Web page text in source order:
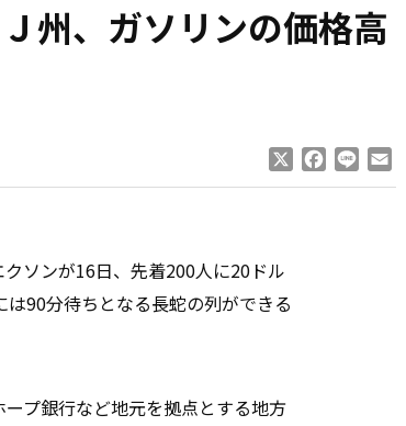
州、ガソリンの価格高
Facebook
Line
ソンが16日、先着200人に20ドル
90分待ちとなる長蛇の列ができる
プ銀行など地元を拠点とする地方